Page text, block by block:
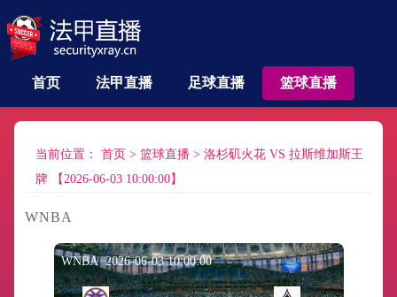
首页 法甲直播 足球直播 篮球直播
当前位置： 首页 > 篮球直播 > 洛杉矶火花 VS 拉斯维加斯王
牌 【2026-06-03 10:00:00】
WNBA
WNBA 2026-06-03 10:00:00